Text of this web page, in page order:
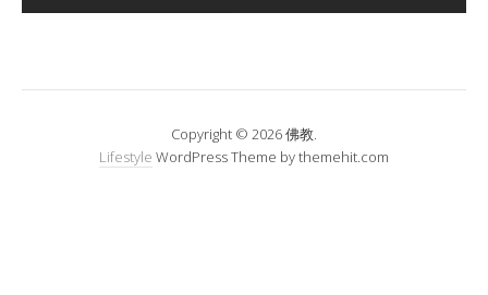
Copyright © 2026 佛教.
Lifestyle WordPress Theme by themehit.com